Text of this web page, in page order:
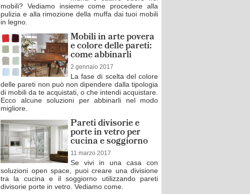
mobili? Vediamo insieme come procedere alla
pulizia e alla rimozione della muffa dai tuoi mobili
in legno.
Mobili in arte povera
e colore delle pareti:
come abbinarli
2 gennaio 2017
La fase di scelta del colore
delle pareti non può non dipendere dalla tipologia
di mobili da te acquistati, o che intendi acquistare.
Ecco alcune soluzioni per abbinarli nel modo
migliore.
Pareti divisorie e
porte in vetro per
cucina e soggiorno
11 marzo 2017
Se vivi in una casa con
soluzioni open space, puoi creare una divisione
tra la cucina e il soggiorno utilizzando pareti
divisorie porte in vetro. Vediamo come.